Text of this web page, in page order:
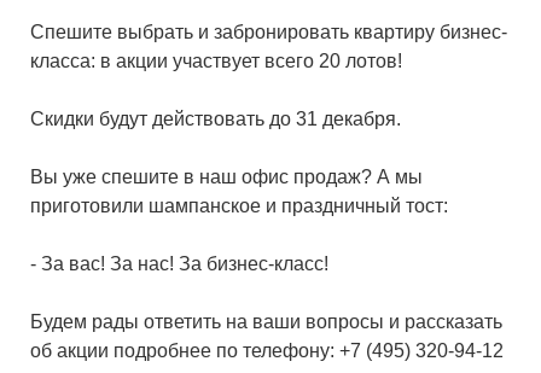
Спешите выбрать и забронировать квартиру бизнес-
класса: в акции участвует всего 20 лотов!
Скидки будут действовать до 31 декабря.
Вы уже спешите в наш офис продаж? А мы
приготовили шампанское и праздничный тост:
- За вас! За нас! За бизнес-класс!
Будем рады ответить на ваши вопросы и рассказать
об акции подробнее по телефону: +7 (495) 320-94-12